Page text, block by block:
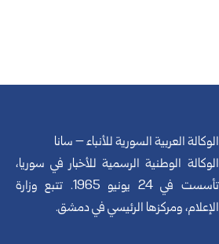
الوكالة العربية السورية للأنباء – سانا
الوكالة الوطنية الرسمية للأخبار في سوريا،
تأسست في 24 يونيو 1965. تتبع وزارة
الإعلام، ومركزها الرئيسي في دمشق.